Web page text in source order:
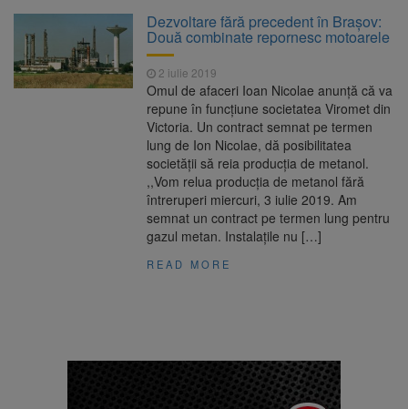
propriul record mondial. Betty Bromage a
zburat din nou pe aripa unui avion
9 august 2026
Avocații fraților Andrew și
Tristan Tate cer eliberarea lor pe cauțiune în
Se schimbă examenul de
medic specialist. Subiecte unice în toată țara,
aceeași oră și același barem
Se schimbă regulile pentru
capsulele de cafea și ambalajele de unică
folosință. Noul regulament UE se aplică din 12
Dezvoltare fără precedent în Brașov:
Două combinate repornesc motoarele
2 iulie 2019
Omul de afaceri Ioan Nicolae anunță că va
repune în funcțiune societatea Viromet din
Victoria. Un contract semnat pe termen
lung de Ion Nicolae, dă posibilitatea
societăţii să reia producţia de metanol.
,,Vom relua producţia de metanol fără
întreruperi miercuri, 3 iulie 2019. Am
semnat un contract pe termen lung pentru
gazul metan. Instalaţile nu […]
READ MORE